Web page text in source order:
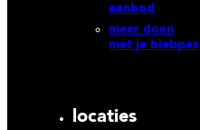
aanbod
meer doen
met je biebpas
locaties